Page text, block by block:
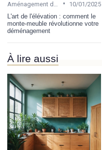
•
10/01/2025
L'art de l'élévation : comment le
monte-meuble révolutionne votre
déménagement
À lire aussi